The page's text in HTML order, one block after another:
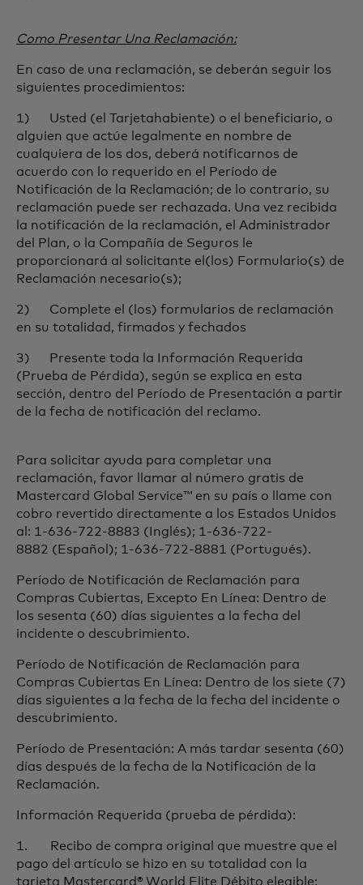
Como Presentar Una Reclamación:
En caso de una reclamación, se deberán seguir los
siguientes procedimientos:
1) Usted (el Tarjetahabiente) o el beneficiario, o
alguien que actúe legalmente en nombre de
cualquiera de los dos, deberá notificarnos de
acuerdo con lo requerido en el Período de
Notificación de la Reclamación; de lo contrario, su
reclamación puede ser rechazada. Una vez recibida
la notificación de la reclamación, el Administrador
del Plan, o la Compañía de Seguros le
proporcionará al solicitante el(los) Formulario(s) de
Reclamación necesario(s);
2) Complete el (los) formularios de reclamación
en su totalidad, firmados y fechados
3) Presente toda la Información Requerida
(Prueba de Pérdida), según se explica en esta
sección, dentro del Período de Presentación a partir
de la fecha de notificación del reclamo.
Para solicitar ayuda para completar una
reclamación, favor llamar al número gratis de
Mastercard Global Service™ en su país o llame con
cobro revertido directamente a los Estados Unidos
al: 1-636-722-8883 (Inglés); 1-636-722-
8882 (Español); 1-636-722-8881 (Portugués).
Período de Notificación de Reclamación para
Compras Cubiertas, Excepto En Línea: Dentro de
los sesenta (60) días siguientes a la fecha del
incidente o descubrimiento.
Período de Notificación de Reclamación para
Compras Cubiertas En Línea: Dentro de los siete (7)
días siguientes a la fecha de la fecha del incidente o
descubrimiento.
Período de Presentación: A más tardar sesenta (60)
días después de la fecha de la Notificación de la
Reclamación.
Información Requerida (prueba de pérdida):
1. Recibo de compra original que muestre que el
pago del artículo se hizo en su totalidad con la
tarjeta Mastercard® World Elite Débito elegible;